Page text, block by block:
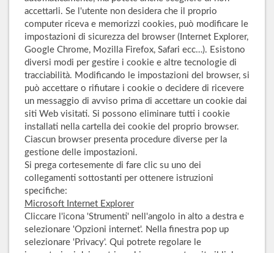
accettarli. Se l'utente non desidera che il proprio
computer riceva e memorizzi cookies, può modificare le
impostazioni di sicurezza del browser (Internet Explorer,
Google Chrome, Mozilla Firefox, Safari ecc…). Esistono
diversi modi per gestire i cookie e altre tecnologie di
tracciabilità. Modificando le impostazioni del browser, si
può accettare o rifiutare i cookie o decidere di ricevere
un messaggio di avviso prima di accettare un cookie dai
siti Web visitati. Si possono eliminare tutti i cookie
installati nella cartella dei cookie del proprio browser.
Ciascun browser presenta procedure diverse per la
gestione delle impostazioni.
Si prega cortesemente di fare clic su uno dei
collegamenti sottostanti per ottenere istruzioni
specifiche:
Microsoft Internet Explorer
Cliccare l'icona 'Strumenti' nell'angolo in alto a destra e
selezionare 'Opzioni internet'. Nella finestra pop up
selezionare 'Privacy'. Qui potrete regolare le